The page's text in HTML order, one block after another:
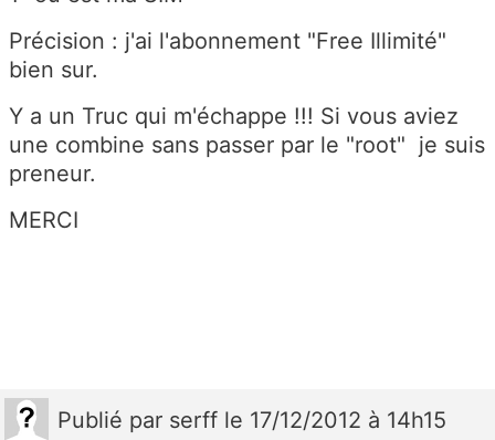
Précision : j'ai l'abonnement "Free Illimité"
bien sur.
Y a un Truc qui m'échappe !!! Si vous aviez
une combine sans passer par le "root" je suis
preneur.
MERCI
Publié par serff le 17/12/2012 à 14h15